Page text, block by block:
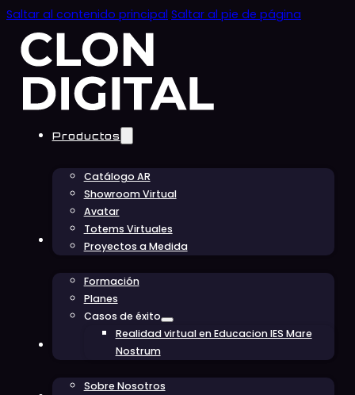
Saltar al contenido principal Saltar al pie de página
Productos
Catálogo AR
Showroom Virtual
Avatar
Totems Virtuales
Proyectos a Medida
Educación
Formación
Planes
Casos de éxito
Realidad virtual en Educacion IES Mare
Nostrum
Conócenos
Sobre Nosotros